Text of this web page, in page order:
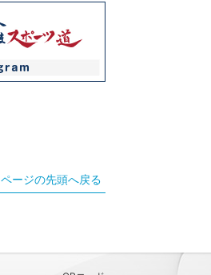
ページの先頭へ戻る